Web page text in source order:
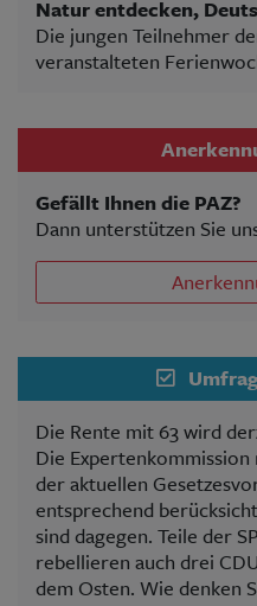
Natur entdecken,
Die jungen Teilnehmer
veranstalteten
Gefällt Ihnen die PAZ?
Dann unterstützen Sie
Die Rente mit 63 wird
Die
der aktuellen
entsprechend
sind dagegen. Teile der
rebellieren auch drei
dem Osten. Wie denken